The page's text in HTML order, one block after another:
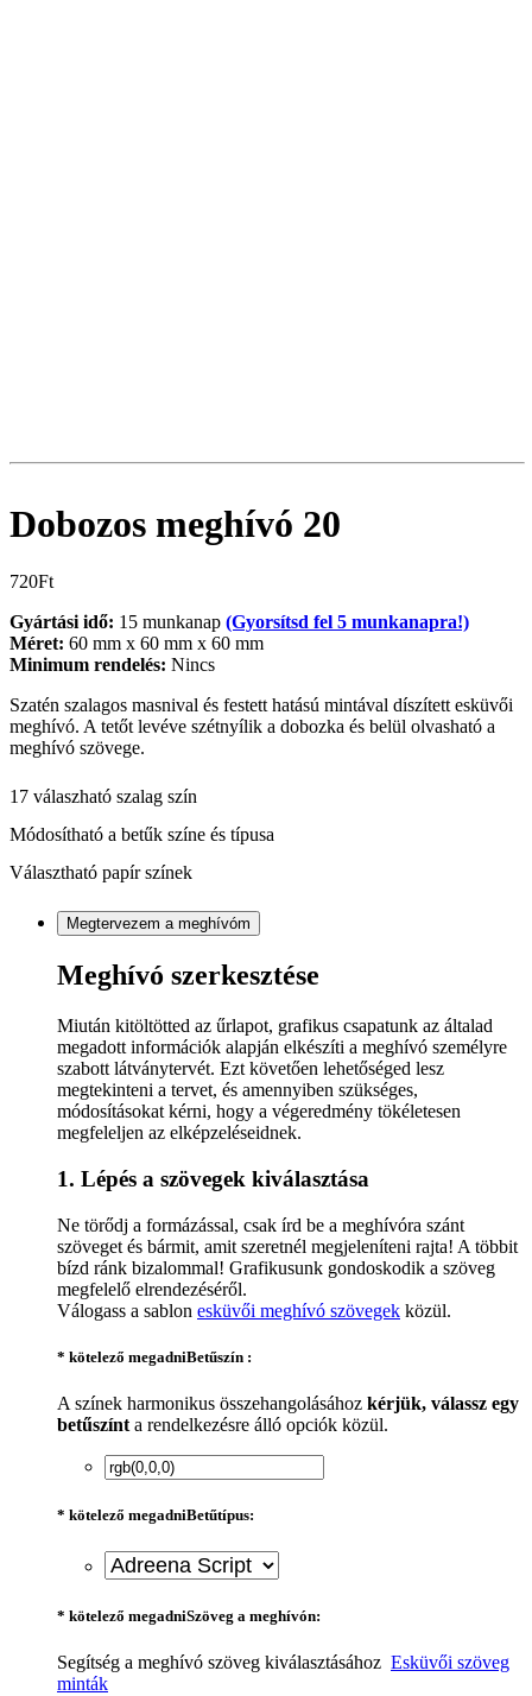
Dobozos meghívó 20
720Ft
Gyártási idő: 15 munkanap (Gyorsítsd fel 5 munkanapra!)
Méret: 60 mm x 60 mm x 60 mm
Minimum rendelés: Nincs
Szatén szalagos masnival és festett hatású mintával díszített esküvői
meghívó. A tetőt levéve szétnyílik a dobozka és belül olvasható a
meghívó szövege.
17 válaszható szalag szín
Módosítható a betűk színe és típusa
Választható papír színek
Megtervezem a meghívóm
Meghívó szerkesztése
Miután kitöltötted az űrlapot, grafikus csapatunk az általad
megadott információk alapján elkészíti a meghívó személyre
szabott látványtervét. Ezt követően lehetőséged lesz
megtekinteni a tervet, és amennyiben szükséges,
módosításokat kérni, hogy a végeredmény tökéletesen
megfeleljen az elképzeléseidnek.
1. Lépés a szövegek kiválasztása
Ne törődj a formázással, csak írd be a meghívóra szánt
szöveget és bármit, amit szeretnél megjeleníteni rajta! A többit
bízd ránk bizalommal! Grafikusunk gondoskodik a szöveg
megfelelő elrendezéséről.
Válogass a sablon esküvői meghívó szövegek közül.
* kötelező megadniBetűszín :
A színek harmonikus összehangolásához kérjük, válassz egy
betűszínt a rendelkezésre álló opciók közül.
* kötelező megadniBetűtípus:
* kötelező megadniSzöveg a meghívón:
Segítség a meghívó szöveg kiválasztásához Esküvői szöveg
minták